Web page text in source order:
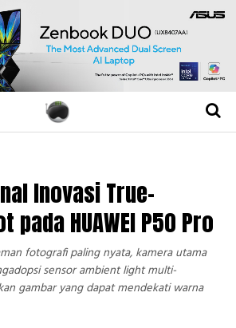
Inovasi True-
pada HUAWEI P50 Pro
fotografi paling nyata, kamera utama
sensor ambient light multi-
gambar yang dapat mendekati warna